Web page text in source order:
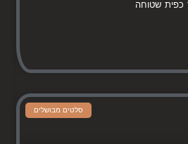
כפית שטוחה
סלטים מבושלים